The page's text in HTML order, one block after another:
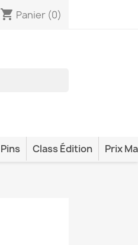
shopping_cart Panier (0)
Pins Class Édition Prix